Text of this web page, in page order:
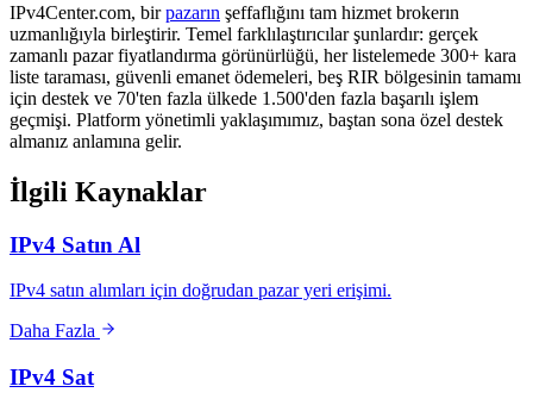
IPv4Center.com, birpazarın şeffaflığını tam hizmet brokerın
uzmanlığıyla birleştirir. Temel farklılaştırıcılar şunlardır: gerçek
zamanlı pazar fiyatlandırma görünürlüğü, her listelemede 300+ kara
liste taraması, güvenli emanet ödemeleri, beş RIR bölgesinin tamamı
için destek ve 70'ten fazla ülkede 1.500'den fazla başarılı işlem
geçmişi. Platform yönetimli yaklaşımımız, baştan sona özel destek
almanız anlamına gelir.
İlgili Kaynaklar
IPv4 Satın Al
IPv4 satın alımları için doğrudan pazar yeri erişimi.
Daha Fazla
IPv4 Sat